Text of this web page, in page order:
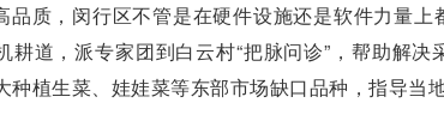
品质，闵行区不管是在硬件设施还是软件力量
耕道，派专家团到白云村“把脉问诊”，帮助解
种植生菜、娃娃菜等东部市场缺口品种，指导当